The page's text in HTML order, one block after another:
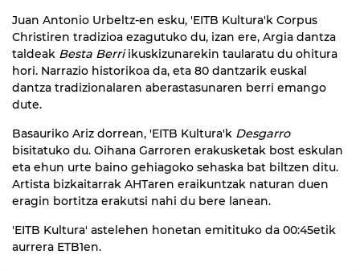
Juan Antonio Urbeltz-en esku, 'EITB Kultura'k Corpus
Christiren tradizioa ezagutuko du, izan ere, Argia dantza
taldeak Besta Berriikuskizunarekin taularatu du ohitura
hori. Narrazio historikoa da, eta 80 dantzarik euskal
dantza tradizionalaren aberastasunaren berri emango
dute.
Basauriko Ariz dorrean, 'EITB Kultura'k Desgarro
bisitatuko du. Oihana Garroren erakusketak bost eskulan
eta ehun urte baino gehiagoko sehaska bat biltzen ditu.
Artista bizkaitarrak AHTaren eraikuntzak naturan duen
eragin bortitza erakutsi nahi du bere lanean.
'EITB Kultura' astelehen honetan emitituko da 00:45etik
aurrera ETB1en.